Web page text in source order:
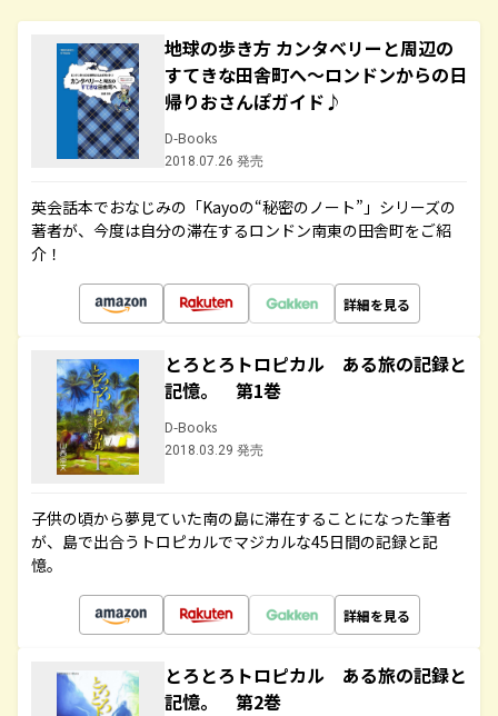
地球の歩き方 カンタベリーと周辺の
すてきな田舎町へ～ロンドンからの日
帰りおさんぽガイド♪
D-Books
2018.07.26 発売
英会話本でおなじみの「Kayoの“秘密のノート”」シリーズの
著者が、今度は自分の滞在するロンドン南東の田舎町をご紹
介！
詳細を見る
とろとろトロピカル ある旅の記録と
記憶。 第1巻
D-Books
2018.03.29 発売
子供の頃から夢見ていた南の島に滞在することになった筆者
が、島で出合うトロピカルでマジカルな45日間の記録と記
憶。
詳細を見る
とろとろトロピカル ある旅の記録と
記憶。 第2巻